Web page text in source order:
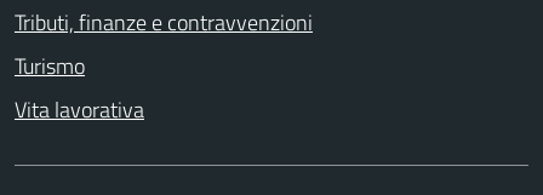
Tributi, finanze e contravvenzioni
Turismo
Vita lavorativa